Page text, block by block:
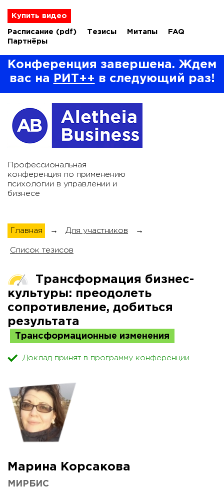
Купить видео
Расписание (pdf) Тезисы Митапы
FAQ
Партнёры
Конференция завершена. Ждем
вас на
РИТ++ в следующий раз!
Профессиональная
конференция по применению
психологии в управлении и
бизнесе
Главная → Для участников →
Список тезисов
Трансформация бизнес-
культуры: преодолеть
сопротивление, добиться
результата
Трансформационные изменения
Доклад принят в программу конференции
Марина Корсакова
МИРБИС